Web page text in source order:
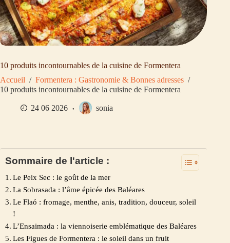
10 produits incontournables de la cuisine de Formentera
Accueil / Formentera : Gastronomie & Bonnes adresses /
10 produits incontournables de la cuisine de Formentera
24 06 2026 sonia
Sommaire de l'article :
Le Peix Sec : le goût de la mer
La Sobrasada : l’âme épicée des Baléares
Le Flaó : fromage, menthe, anis, tradition, douceur, soleil
!
L’Ensaimada : la viennoiserie emblématique des Baléares
Les Figues de Formentera : le soleil dans un fruit